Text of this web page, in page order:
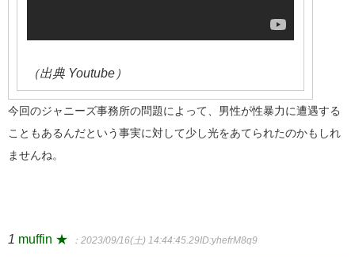
（出典 Youtube）
今回のジャニーズ事務所の問題によって、男性が性暴力に遭遇する
こともあるんだという事実に対して少し光をあてられたのかもしれ
ませんね。
1 muffin ★ ：2023/09/16(土) 14:44:45.29ID:yhefrM8q9